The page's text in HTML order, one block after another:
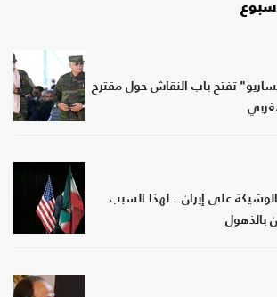
تفتح باب النقاش حول مقترح
على إيران.. لهذا السبب
بالذهول